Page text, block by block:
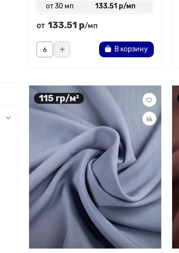
от 30 мп
133.51 р/мп
от 133.51 р/мп
В корзину
115 гр/м²